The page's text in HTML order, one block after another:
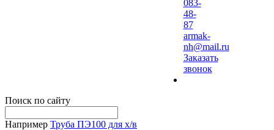
083-
48-
87
armak-
nh@mail.ru
Заказать
звонок
Поиск по сайту
Например Труба ПЭ100 для х/в